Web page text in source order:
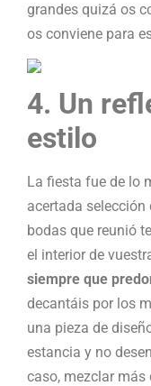
grandes quizá os
os conviene para
4. Un
estilo
La fiesta fue de lo
acertada
bodas que reunió
el interior de
siempre que
decantáis por los
una pieza de
estancia y no
caso, mezclar más